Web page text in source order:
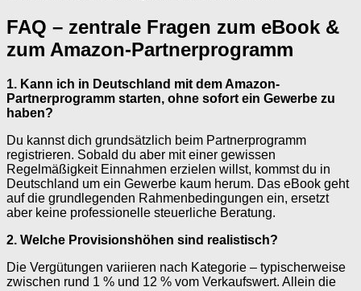
FAQ – zentrale Fragen zum eBook &
zum Amazon-Partnerprogramm
1. Kann ich in Deutschland mit dem Amazon-
Partnerprogramm starten, ohne sofort ein Gewerbe zu
haben?
Du kannst dich grundsätzlich beim Partnerprogramm
registrieren. Sobald du aber mit einer gewissen
Regelmäßigkeit Einnahmen erzielen willst, kommst du in
Deutschland um ein Gewerbe kaum herum. Das eBook geht
auf die grundlegenden Rahmenbedingungen ein, ersetzt
aber keine professionelle steuerliche Beratung.
2. Welche Provisionshöhen sind realistisch?
Die Vergütungen variieren nach Kategorie – typischerweise
zwischen rund 1 % und 12 % vom Verkaufswert. Allein die